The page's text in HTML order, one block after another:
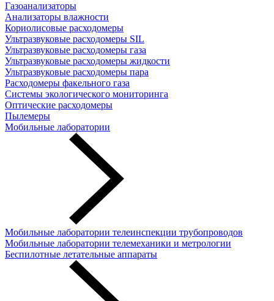
Газоанализаторы
Анализаторы влажности
Кориолисовые расходомеры
Ультразвуковые расходомеры SIL
Ультразвуковые расходомеры газа
Ультразвуковые расходомеры жидкости
Ультразвуковые расходомеры пара
Расходомеры факельного газа
Системы экологического мониторинга
Оптические расходомеры
Пылемеры
Мобильные лаборатории
Мобильные лаборатории телеинспекции трубопроводов
Мобильные лаборатории телемеханики и метрологии
Беспилотные летательные аппараты